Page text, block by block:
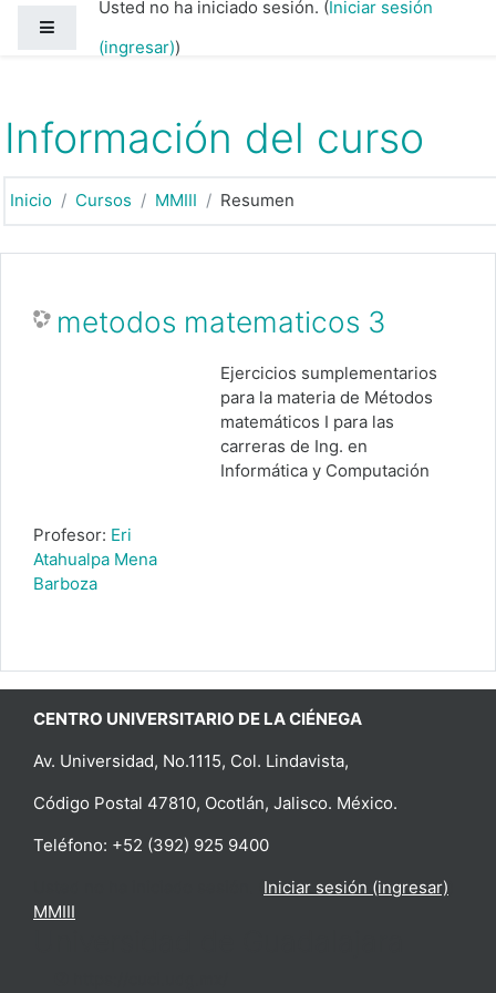
Saltar al contenido principal
Usted no ha iniciado sesión. (Iniciar sesión
(ingresar))
Información del curso
Inicio Cursos MMIII Resumen
metodos matematicos 3
Ejercicios sumplementarios
para la materia de Métodos
matemáticos I para las
carreras de Ing. en
Informática y Computación
Profesor: Eri
Atahualpa Mena
Barboza
CENTRO UNIVERSITARIO DE LA CIÉNEGA
Av. Universidad, No.1115, Col. Lindavista,
Código Postal 47810, Ocotlán, Jalisco. México.
Teléfono: +52 (392) 925 9400
Iniciar sesión (ingresar)
MMIII